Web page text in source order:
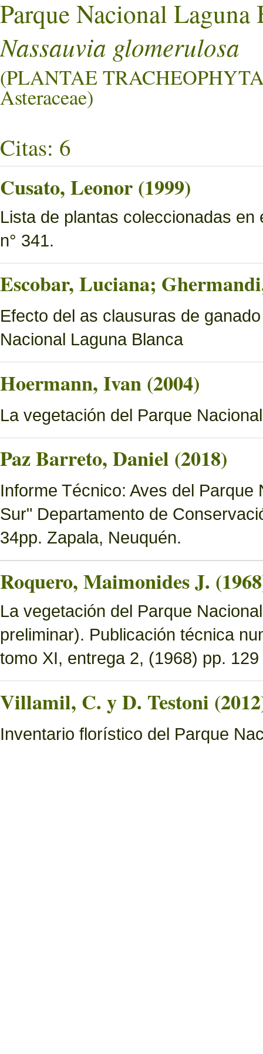
Parque Nacional Laguna
Nassauvia glomerulosa
(PLANTAE
Asteraceae)
Citas: 6
Cusato, Leonor (1999)
Lista de plantas coleccionadas
n° 341.
Escobar, Luciana;
Efecto del as clausuras de
Nacional Laguna Blanca
Hoermann, Ivan (2004)
La vegetación del Parque
Paz Barreto, Daniel (2018)
Informe Técnico: Aves del
Sur" Departamento de
34pp. Zapala, Neuquén.
Roquero, Maimonides J.
La vegetación del Parque
preliminar). Publicación técnica
tomo XI, entrega 2, (1968) pp.
Villamil, C. y D. Testoni
Inventario florístico del Parque